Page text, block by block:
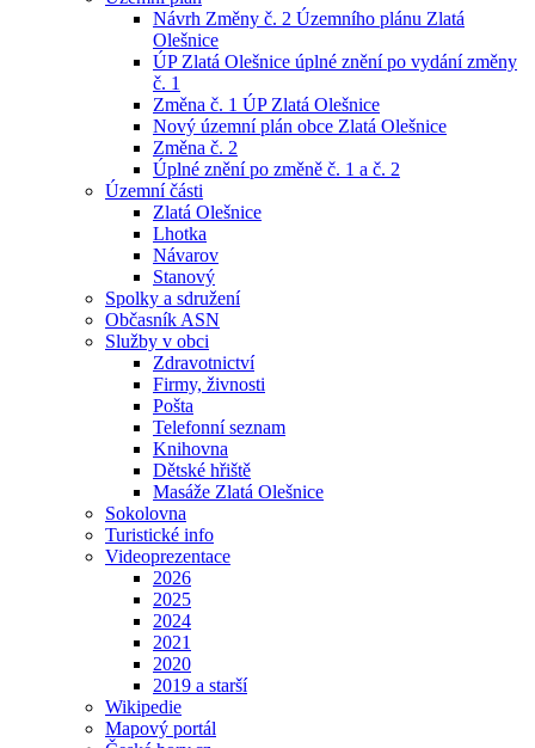
Návrh Změny č. 2 Územního plánu Zlatá
Olešnice
ÚP Zlatá Olešnice úplné znění po vydání změny
č. 1
Změna č. 1 ÚP Zlatá Olešnice
Nový územní plán obce Zlatá Olešnice
Změna č. 2
Úplné znění po změně č. 1 a č. 2
Územní části
Zlatá Olešnice
Lhotka
Návarov
Stanový
Spolky a sdružení
Občasník ASN
Služby v obci
Zdravotnictví
Firmy, živnosti
Pošta
Telefonní seznam
Knihovna
Dětské hřiště
Masáže Zlatá Olešnice
Sokolovna
Turistické info
Videoprezentace
2026
2025
2024
2021
2020
2019 a starší
Wikipedie
Mapový portál